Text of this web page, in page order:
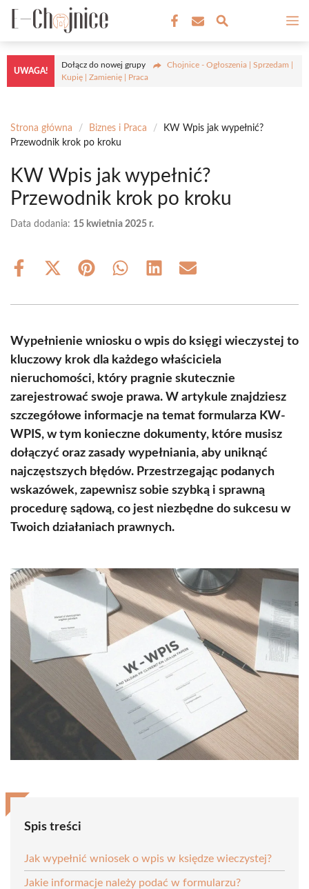
Przejdź
treści
UWAGA!
Dołącz do nowej grupy
Chojnice - Ogłoszenia | Sprzedam |
Kupię | Zamienię | Praca
Strona główna / Biznes i Praca /
KW Wpis jak wypełnić?
Przewodnik krok po kroku
KW Wpis jak wypełnić?
Przewodnik krok po kroku
Data dodania: 15 kwietnia 2025 r.
Share
Share
(Twitter)
Share Share Share Share
Wypełnienie wniosku o wpis do księgi wieczystej to
kluczowy krok dla każdego właściciela
nieruchomości, który pragnie skutecznie
zarejestrować swoje prawa. W artykule znajdziesz
szczegółowe informacje na temat formularza KW-
WPIS, w tym konieczne dokumenty, które musisz
dołączyć oraz zasady wypełniania, aby uniknąć
najczęstszych błędów. Przestrzegając podanych
wskazówek, zapewnisz sobie szybką i sprawną
procedurę sądową, co jest niezbędne do sukcesu w
Twoich działaniach prawnych.
Spis treści
Jak wypełnić wniosek o wpis w księdze wieczystej?
Jakie informacje należy podać w formularzu?